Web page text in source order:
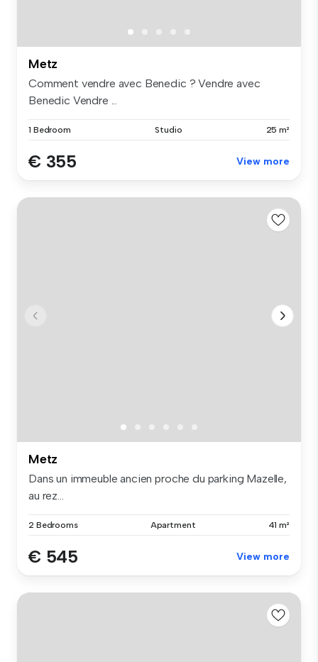
Metz
Comment vendre avec Benedic ? Vendre avec
Benedic Vendre ...
1 Bedroom Studio 25 m²
€ 355 View more
Metz
Dans un immeuble ancien proche du parking Mazelle,
au rez...
2 Bedrooms Apartment 41 m²
€ 545 View more